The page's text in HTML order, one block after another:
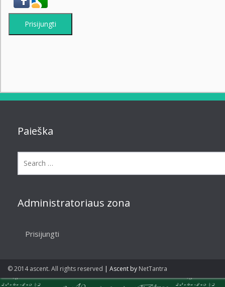
Prisijungti
Paieška
Administratoriaus zona
Prisijungti
© 2014 ascent. All rights reserved | Ascent by NetTantra